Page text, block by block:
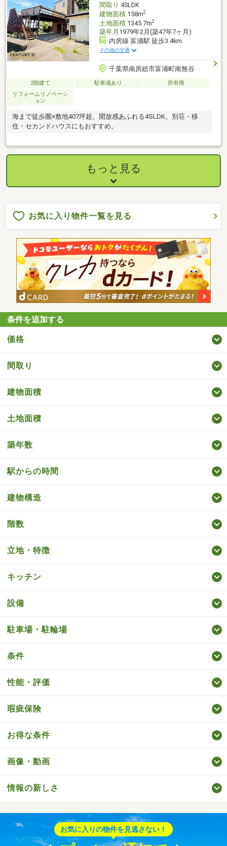
間取り 4SLDK
建物面積158m2
土地面積1345.7m2
築年月 1979年2月(築47年7ヶ月)
内房線 富浦駅 徒歩3.4km
その他の交通
千葉県南房総市富浦町南無谷
2階建て 駐車場あり
所有権
リフォームリノベーシ
ョン
海まで徒歩圏×敷地407坪超。開放感あふれる4SLDK。別荘・移
住・セカンドハウスにもおすすめ。
もっと見る
お気に入り物件一覧を見る
条件を追加する
価格
間取り
建物面積
土地面積
築年数
駅からの時間
建物構造
階数
立地・特徴
キッチン
設備
駐車場・駐輪場
条件
性能・評価
瑕疵保険
お得な条件
画像・動画
情報の新しさ
お気に入りの物件を見逃さない！